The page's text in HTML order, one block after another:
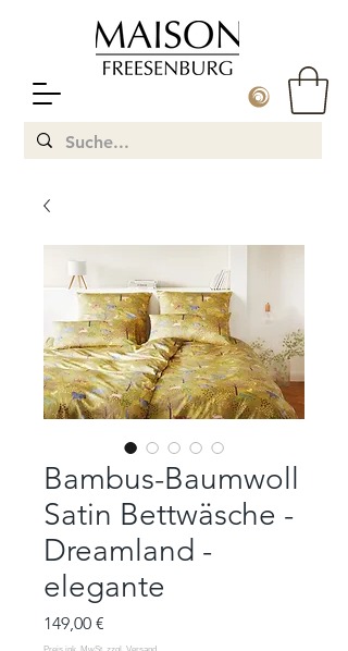
Bambus-Baumwoll
Satin Bettwäsche -
Dreamland -
elegante
149,00 €